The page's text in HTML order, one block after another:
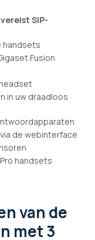
vereist SIP-
handsets
Fusion
in uw draadloos
de webinterface
handsets
van de
met 3